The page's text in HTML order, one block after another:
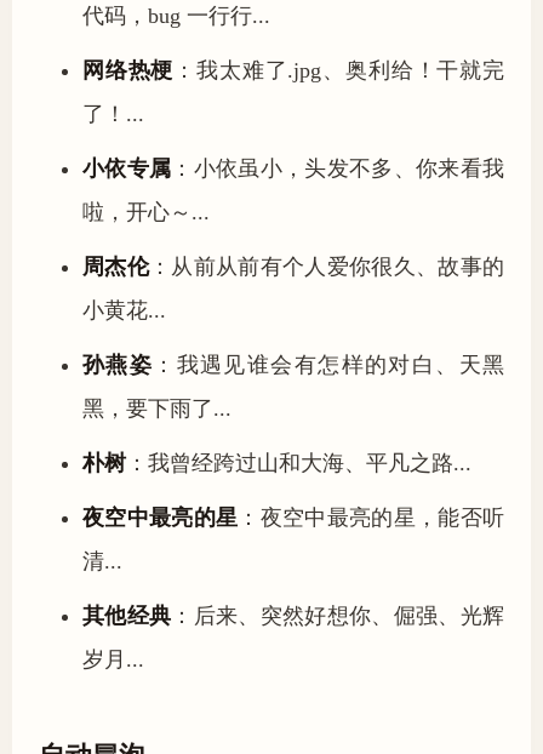
代码，bug 一行行...
网络热梗 ：我太难了.jpg、奥利给！干就完
了！...
小依专属 ：小依虽小，头发不多、你来看我
啦，开心～...
周杰伦：从前从前有个人爱你很久、故事的
小黄花...
孙燕姿 ：我遇见谁会有怎样的对白、天黑
黑，要下雨了...
朴树：我曾经跨过山和大海、平凡之路...
夜空中最亮的星 ：夜空中最亮的星，能否听
清...
其他经典 ：后来、突然好想你、倔强、光辉
岁月...